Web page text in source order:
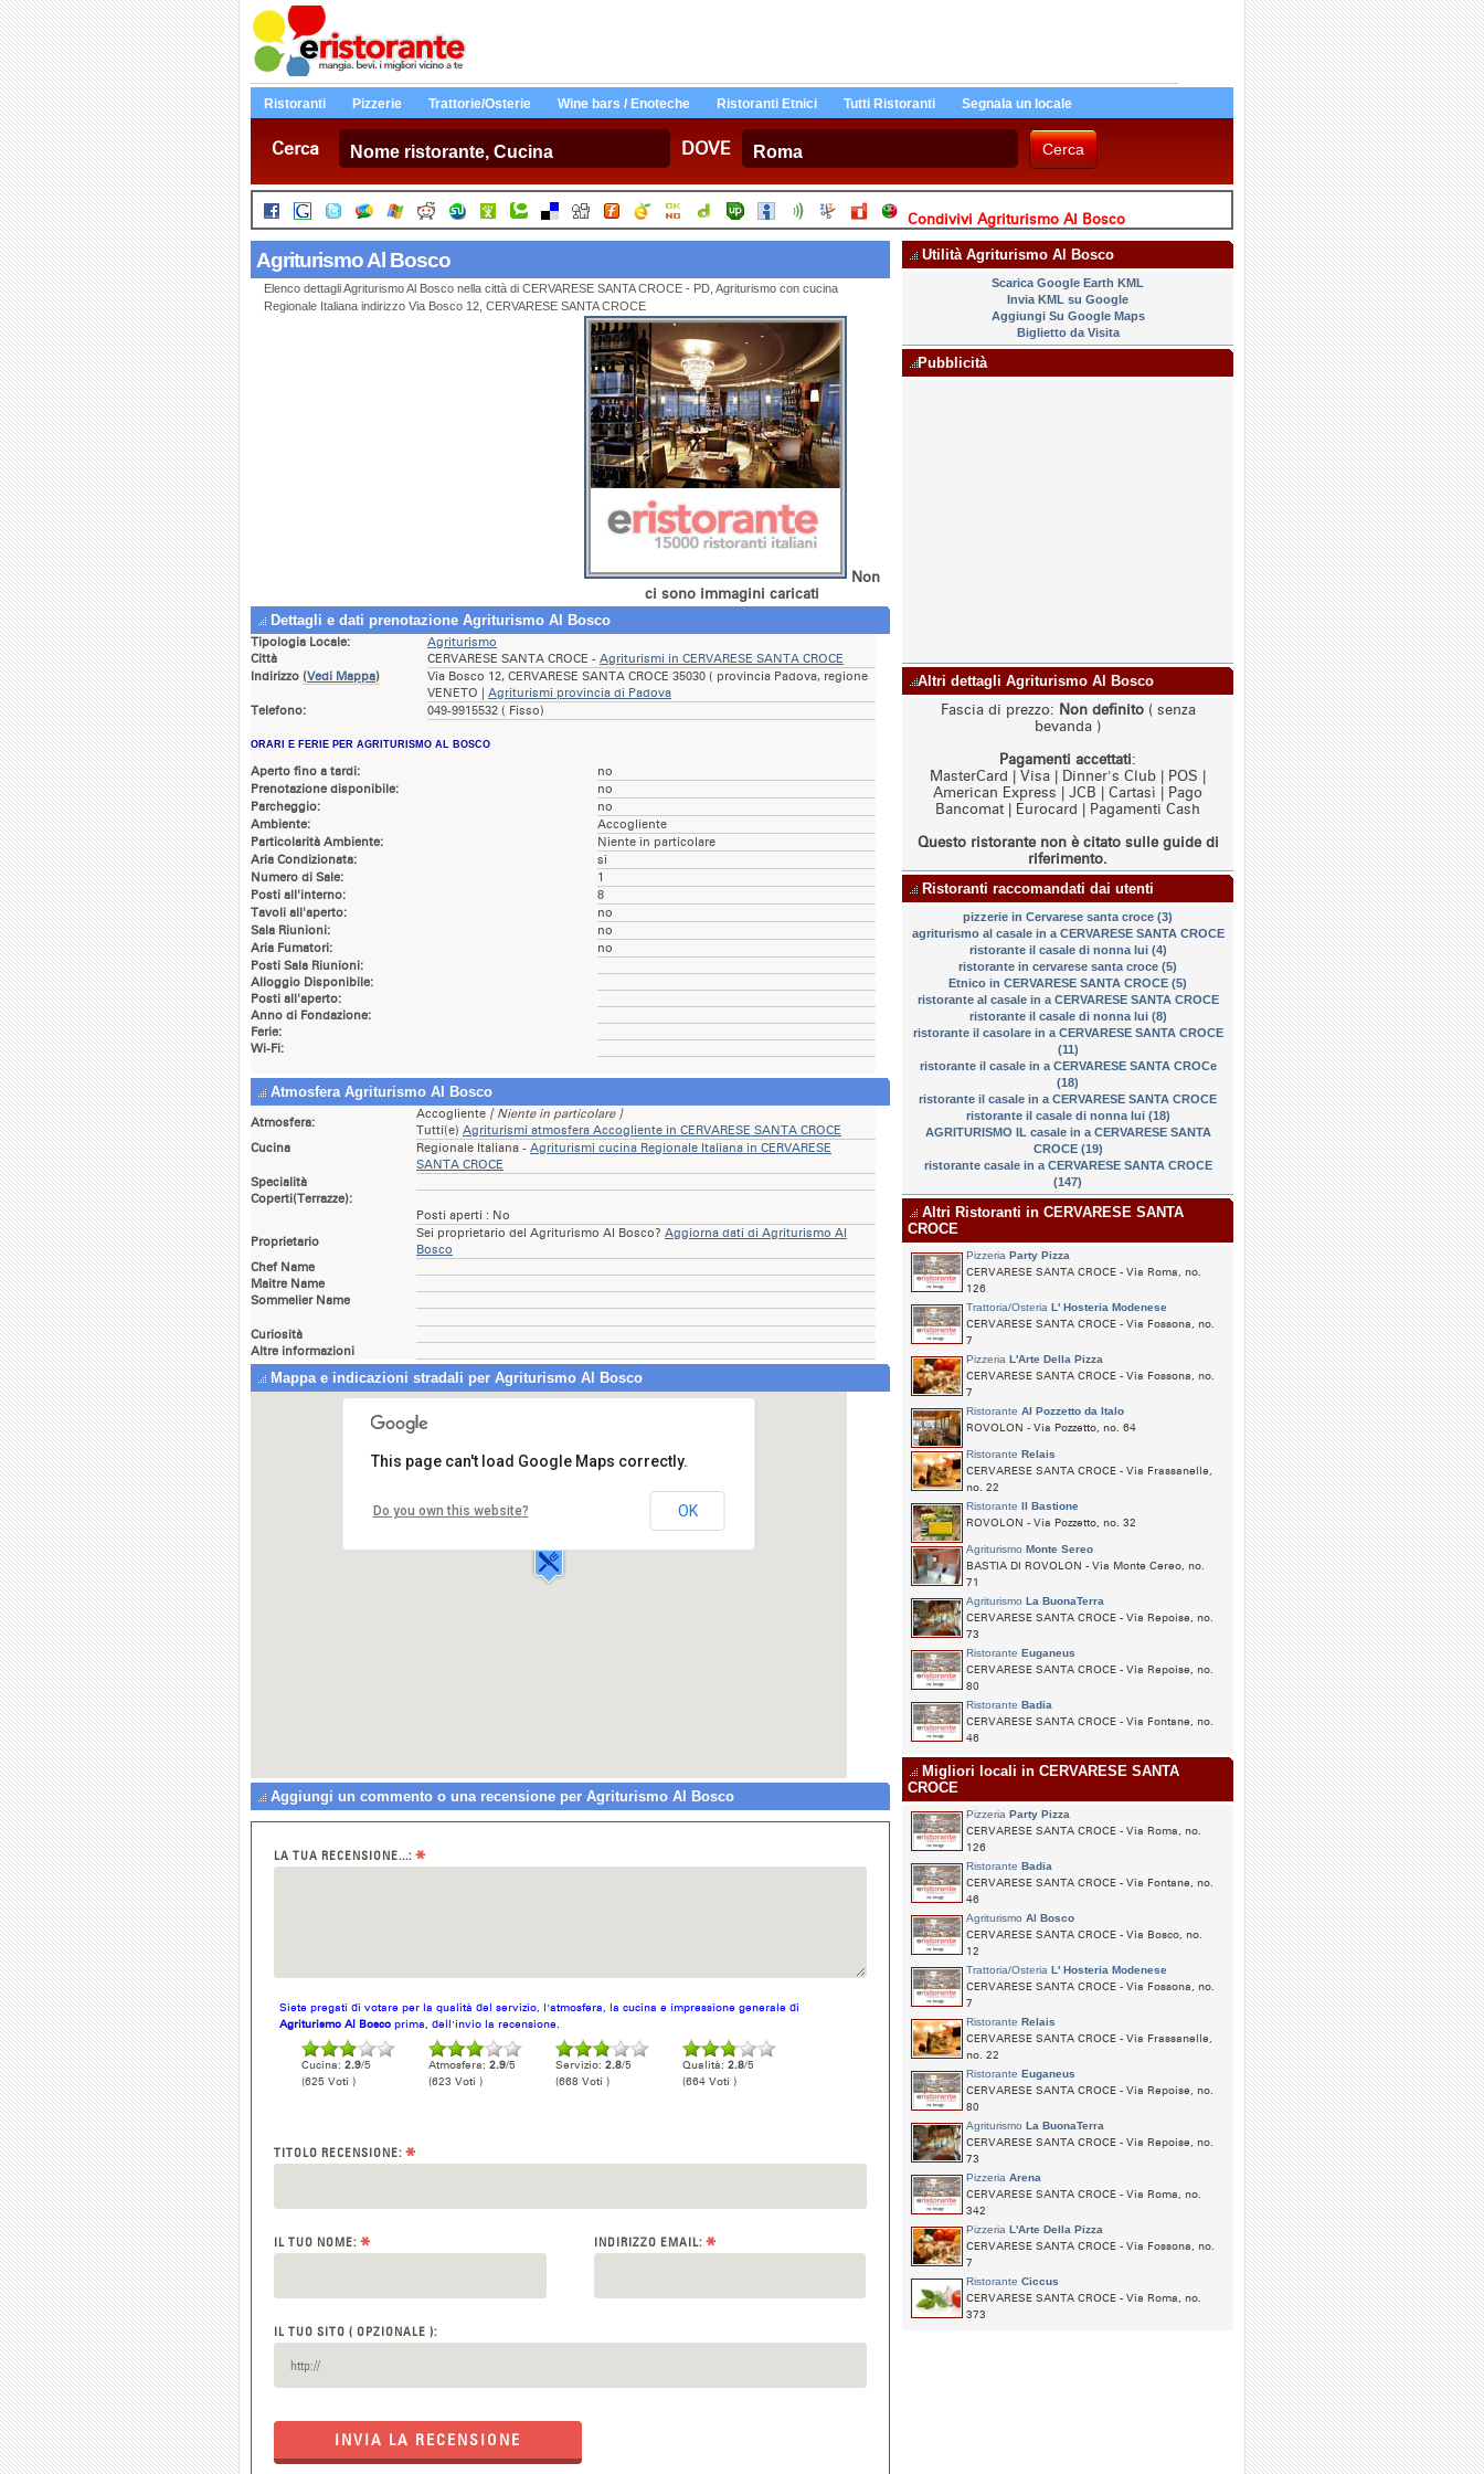
Ristoranti Pizzerie Trattorie/Osterie Wine bars / Enoteche Ristoranti Etnici Tutti Ristoranti Segnala un locale
Cerca DOVE
Condivivi Agriturismo Al Bosco
Agriturismo Al Bosco
Elenco dettagli Agriturismo Al Bosco nella città di CERVARESE SANTA CROCE - PD, Agriturismo con cucina
Regionale Italiana indirizzo Via Bosco 12, CERVARESE SANTA CROCE
Non
ci sono immagini caricati
Dettagli e dati prenotazione Agriturismo Al Bosco
Tipologia Locale:
Agriturismo
Città
CERVARESE SANTA CROCE - Agriturismi in CERVARESE SANTA CROCE
Indirizzo (Vedi Mappa)
Via Bosco 12, CERVARESE SANTA CROCE 35030 ( provincia Padova, regione
VENETO | Agriturismi provincia di Padova
Telefono:
049-9915532 ( Fisso)
ORARI E FERIE PER AGRITURISMO AL BOSCO
Aperto fino a tardi:
no
Prenotazione disponibile:
no
Parcheggio:
no
Ambiente:
Accogliente
Particolarità Ambiente:
Niente in particolare
Aria Condizionata:
si
Numero di Sale:
1
Posti all'interno:
8
Tavoli all'aperto:
no
Sala Riunioni:
no
Aria Fumatori:
no
Posti Sala Riunioni:
Alloggio Disponibile:
Posti all'aperto:
Anno di Fondazione:
Ferie:
Wi-Fi:
Atmosfera Agriturismo Al Bosco
Atmosfera:
Accogliente [ Niente in particolare ]
Tutti(e) Agriturismi atmosfera Accogliente in CERVARESE SANTA CROCE
Cucina
Regionale Italiana - Agriturismi cucina Regionale Italiana in CERVARESE
SANTA CROCE
Specialità
Coperti(Terrazze):
Posti aperti : No
Proprietario
Sei proprietario del Agriturismo Al Bosco? Aggiorna dati di Agriturismo Al
Bosco
Chef Name
Maitre Name
Sommelier Name
Curiosità
Altre informazioni
Mappa e indicazioni stradali per Agriturismo Al Bosco
35030 CERVARESE
This page can't load Google Maps correctly.
Do you own this website? OK
Aggiungi un commento o una recensione per Agriturismo Al Bosco
LA TUA RECENSIONE...: *
Siete pregati di votare per la qualità del servizio, l'atmosfera, la cucina e impressione generale di
Agriturismo Al Bosco prima, dell'invio la recensione.
Cucina: 2.9/5
(625 Voti )
Atmosfera: 2.9/5
(623 Voti )
Servizio: 2.8/5
(668 Voti )
Qualità: 2.8/5
(664 Voti )
TITOLO RECENSIONE: *
IL TUO NOME: * INDIRIZZO EMAIL:*
IL TUO SITO ( OPZIONALE ):
INVIA LA RECENSIONE
Utilità Agriturismo Al Bosco
Scarica Google Earth KML
Invia KML su Google
Aggiungi Su Google Maps
Biglietto da Visita
Pubblicità
Altri dettagli Agriturismo Al Bosco
Fascia di prezzo: Non definito( senza
bevanda )
Pagamenti accettati:
MasterCard | Visa | Dinner's Club | POS |
American Express | JCB | Cartasì | Pago
Bancomat | Eurocard | Pagamenti Cash
Questo ristorante non è citato sulle guide di
riferimento.
Ristoranti raccomandati dai utenti
pizzerie in Cervarese santa croce (3)
agriturismo al casale in a CERVARESE SANTA CROCE
ristorante il casale di nonna lui (4)
ristorante in cervarese santa croce (5)
Etnico in CERVARESE SANTA CROCE (5)
ristorante al casale in a CERVARESE SANTA CROCE
ristorante il casale di nonna lui (8)
ristorante il casolare in a CERVARESE SANTA CROCE
(11)
ristorante il casale in a CERVARESE SANTA CROCe
(18)
ristorante il casale in a CERVARESE SANTA CROCE
ristorante il casale di nonna lui (18)
AGRITURISMO IL casale in a CERVARESE SANTA
CROCE (19)
ristorante casale in a CERVARESE SANTA CROCE
(147)
Altri Ristoranti in CERVARESE SANTA
CROCE
Pizzeria Party Pizza
CERVARESE SANTA CROCE - Via Roma, no.
126
Trattoria/Osteria L' Hosteria Modenese
CERVARESE SANTA CROCE - Via Fossona, no.
7
Pizzeria L'Arte Della Pizza
CERVARESE SANTA CROCE - Via Fossona, no.
7
Ristorante Al Pozzetto da Italo
ROVOLON - Via Pozzetto, no. 64
Ristorante Relais
CERVARESE SANTA CROCE - Via Frassanelle,
no. 22
Ristorante Il Bastione
ROVOLON - Via Pozzetto, no. 32
Agriturismo Monte Sereo
BASTIA DI ROVOLON - Via Monte Cereo, no.
71
Agriturismo La BuonaTerra
CERVARESE SANTA CROCE - Via Repoise, no.
73
Ristorante Euganeus
CERVARESE SANTA CROCE - Via Repoise, no.
80
Ristorante Badia
CERVARESE SANTA CROCE - Via Fontane, no.
46
Migliori locali in CERVARESE SANTA
CROCE
Pizzeria Party Pizza
CERVARESE SANTA CROCE - Via Roma, no.
126
Ristorante Badia
CERVARESE SANTA CROCE - Via Fontane, no.
46
Agriturismo Al Bosco
CERVARESE SANTA CROCE - Via Bosco, no.
12
Trattoria/Osteria L' Hosteria Modenese
CERVARESE SANTA CROCE - Via Fossona, no.
7
Ristorante Relais
CERVARESE SANTA CROCE - Via Frassanelle,
no. 22
Ristorante Euganeus
CERVARESE SANTA CROCE - Via Repoise, no.
80
Agriturismo La BuonaTerra
CERVARESE SANTA CROCE - Via Repoise, no.
73
Pizzeria Arena
CERVARESE SANTA CROCE - Via Roma, no.
342
Pizzeria L'Arte Della Pizza
CERVARESE SANTA CROCE - Via Fossona, no.
7
Ristorante Ciccus
CERVARESE SANTA CROCE - Via Roma, no.
373